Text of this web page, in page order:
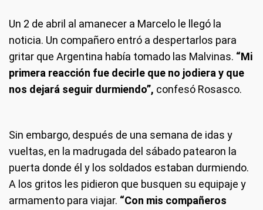
Un 2 de abril al amanecer a Marcelo le llegó la
noticia. Un compañero entró a despertarlos para
gritar que Argentina había tomado las Malvinas. “Mi
primera reacción fue decirle que no jodiera y que
nos dejará seguir durmiendo”, confesó Rosasco.
Sin embargo, después de una semana de idas y
vueltas, en la madrugada del sábado patearon la
puerta donde él y los soldados estaban durmiendo.
A los gritos les pidieron que busquen su equipaje y
armamento para viajar. “Con mis compañeros